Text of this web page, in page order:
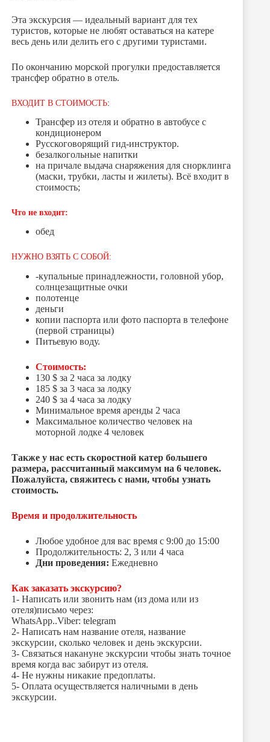
Эта экскурсия — идеальный вариант для тех
туристов, которые не любят оставаться на катере
весь день или делить его с другими туристами.
По окончанию морской прогулки предоставляется
трансфер обратно в отель.
ВХОДИТ В СТОИМОСТЬ:
Трансфер из отеля и обратно в автобусе с
кондиционером
Русскоговорящий гид-инструктор.
безалкогольные напитки
на причале выдача снаряжения для снорклинга
(маски, трубки, ласты и жилеты). Всё входит в
стоимость;
Что не входит:
обед
НУЖНО ВЗЯТЬ С СОБОЙ:
-купальные принадлежности, головной убор,
солнцезащитные очки
полотенце
деньги
копии паспорта или фото паспорта в телефоне
(первой страницы)
Питьевую воду.
Стоимость:
130 $ за 2 часа за лодку
185 $ за 3 часа за лодку
240 $ за 4 часа за лодку
Минимальное время аренды 2 часа
Максимальное количество человек на
моторной лодке 4 человек
Также у нас есть скоростной катер большего
размера, рассчитанный максимум на 6 человек.
Пожалуйста, свяжитесь с нами, чтобы узнать
стоимость.
Время и продолжительность
Любое удобное для вас время с 9:00 до 15:00
Продолжительность: 2, 3 или 4 часa
Дни проведения: Ежедневно
Как заказать экскурсию?
1- Написать или звонить нам (из дома или из
отеля)письмо через:
WhatsApp..Viber: telegram
2- Написать нам название отеля, название
экскурсии, сколько человек и день экскурсии.
3- Связаться накануне экскурсии чтобы знать точное
время когда вас забирут из отеля.
4- Не нужны никакие предоплаты.
5- Оплата осуществляется наличными в день
экскурсии.